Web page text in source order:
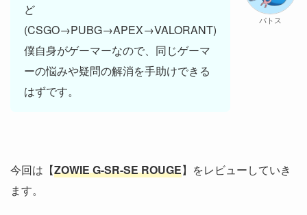
ど
(CSGO→PUBG→APEX→VALORANT)
僕自身がゲーマーなので、同じゲーマ
ーの悩みや疑問の解消を手助けできる
はずです。
パトス
今回は【ZOWIE G-SR-SE ROUGE】をレビューしていき
ます。